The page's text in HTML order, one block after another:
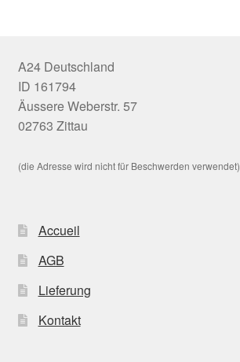
A24 Deutschland
ID 161794
Äussere Weberstr. 57
02763 Zittau
(die Adresse wird nicht für Beschwerden verwendet)
Accueil
AGB
Lieferung
Kontakt